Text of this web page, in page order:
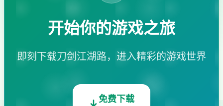
开始你的游戏之旅
即刻下载刀剑江湖路，进入精彩的游戏世界
免费下载